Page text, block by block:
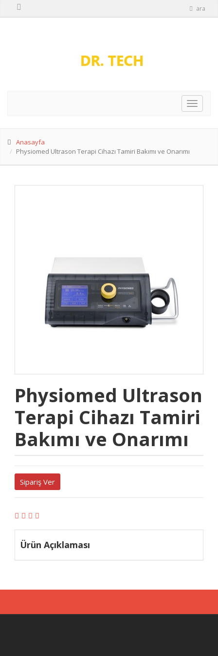
ara
Anasayfa
Physiomed Ultrason Terapi Cihazı Tamiri Bakımı ve Onarımı
Physiomed Ultrason
Terapi Cihazı Tamiri
Bakımı ve Onarımı
Sipariş Ver
Ürün Açıklaması